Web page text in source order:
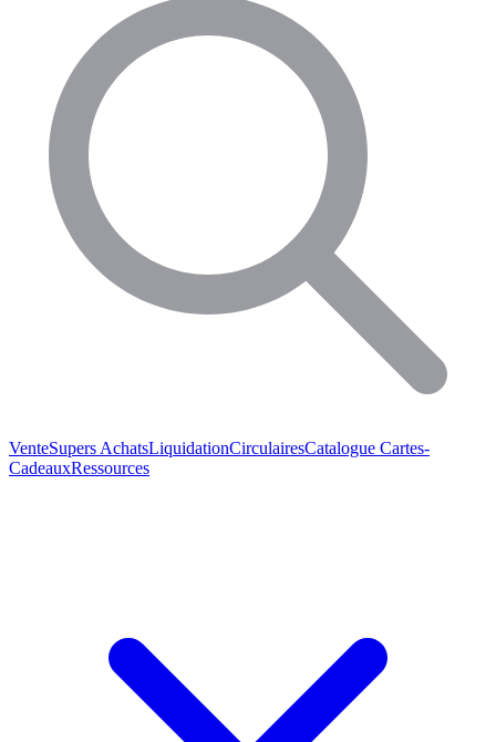
VenteSupers AchatsLiquidationCirculairesCatalogue Cartes-
CadeauxRessources